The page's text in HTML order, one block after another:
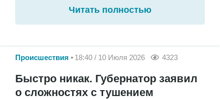
Читать полностью
Происшествия 18:40 / 10 Июля 2026 4323
Быстро никак. Губернатор заявил
о сложностях с тушением